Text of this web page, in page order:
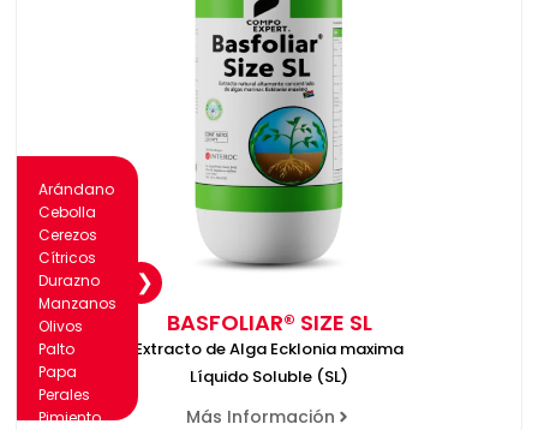
Arándano
Cebolla
Cerezos
Cítricos
Durazno
Manzanos
Olivos
Palto
Papa
Perales
Pimiento
BASFOLIAR® SIZE SL
Extracto de Alga Ecklonia maxima
Líquido Soluble (SL)
Más Información